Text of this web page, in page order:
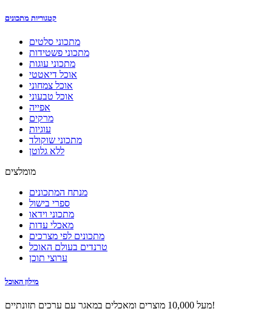
קטגוריות מתכונים
מתכוני סלטים
מתכוני פשטידות
מתכוני עוגות
אוכל דיאטטי
אוכל צמחוני
אוכל טבעוני
אפייה
מרקים
עוגיות
מתכוני שוקולד
ללא גלוטן
מומלצים
מנתח המתכונים
ספרי בישול
מתכוני וידאו
מאכלי עדות
מתכונים לפי מצרכים
טרנדים בעולם האוכל
ערוצי תוכן
מילון האוכל
מעל 10,000 מוצרים ומאכלים במאגר עם ערכים תזונתיים!